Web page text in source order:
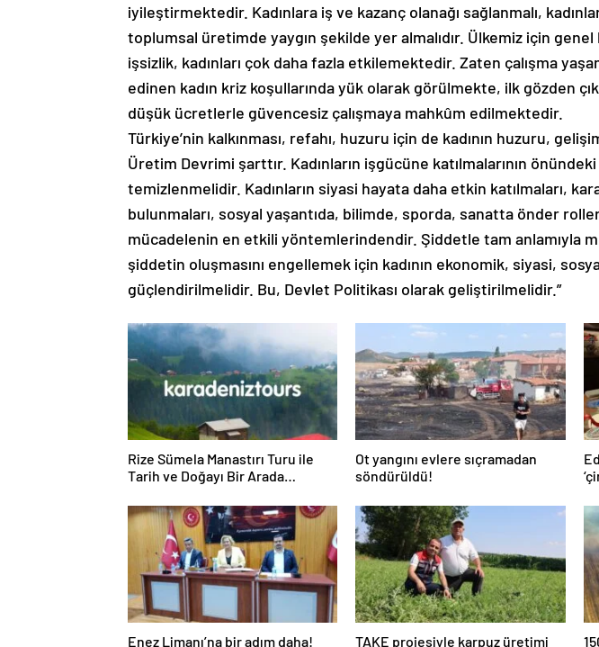
iyileştirmektedir. Kadınlara iş ve kazanç olanağı sağlanmalı,
toplumsal üretimde yaygın şekilde yer almalıdır. Ülkemiz için
işsizlik, kadınları çok daha fazla etkilemektedir. Zaten çalışma
edinen kadın kriz koşullarında yük olarak görülmekte, ilk gözden
düşük ücretlerle güvencesiz çalışmaya mahkûm edilmektedir.
Türkiye’nin kalkınması, refahı, huzuru için de kadının huzuru,
Üretim Devrimi şarttır. Kadınların işgücüne katılmalarının
temizlenmelidir. Kadınların siyasi hayata daha etkin katılmaları,
bulunmaları, sosyal yaşantıda, bilimde, sporda, sanatta önder
mücadelenin en etkili yöntemlerindendir. Şiddetle tam anlamıyla
şiddetin oluşmasını engellemek için kadının ekonomik, siyasi,
güçlendirilmelidir. Bu, Devlet Politikası olarak geliştirilmelidir.”
Rize Sümela Manastırı Turu ile
Tarih ve Doğayı Bir Arada
Ot yangını evlere sıçramadan
söndürüldü!
Enez Limanı’na bir adım daha! TAKE projesiyle karpuz üretimi